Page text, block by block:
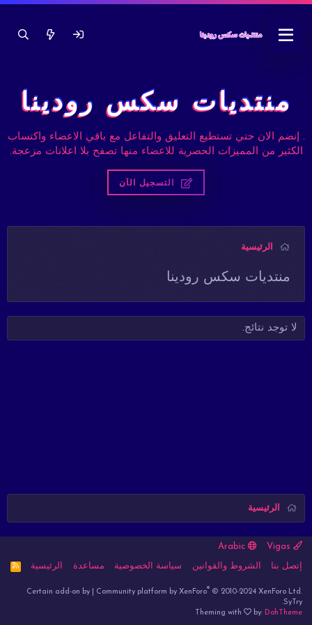
منتديات سكس رودينا
. إنضم الان حتي تستطيع التعليق والتفاعل مع باقي الاعضاء واكتساب
الكثير من المميزات الحصرية للاعضاء منها تصفح بلا اعلانات مزعجة.
التسجيل الآن
الرئيسية
منتديات سكس رودينا
لا توجد نتائج.
الرئيسية
Arabic
إتصل بنا الشروط والقوانين سياسة الخصوصية مساعدة الرئيسية
R
Community platform by XenForo® © 2010-2024 XenForo Ltd.
Certain add-on by
SyTry.
Theming with
by: DohTheme